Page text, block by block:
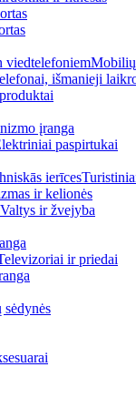
išmanieji
įranga
paspirtukai
ir kelionės
Valtys ir žvejyba
ir priedai